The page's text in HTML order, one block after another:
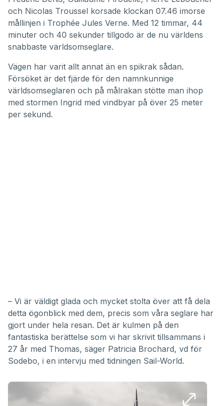
och Nicolas Troussel korsade klockan 07.46 imorse
mållinjen i Trophée Jules Verne. Med 12 timmar, 44
minuter och 40 sekunder tillgodo är de nu världens
snabbaste världsomseglare.
Vägen har varit allt annat än en spikrak sådan.
Försöket är det fjärde för den namnkunnige
världsomseglaren och på målrakan stötte man ihop
med stormen Ingrid med vindbyar på över 25 meter
per sekund.
– Vi är väldigt glada och mycket stolta över att få dela
detta ögonblick med dem, precis som våra seglare har
gjort under hela resan. Det är kulmen på den
fantastiska berättelse som vi har skrivit tillsammans i
27 år med Thomas, säger Patricia Brochard, vd för
Sodebo, i en intervju med tidningen Sail-World.